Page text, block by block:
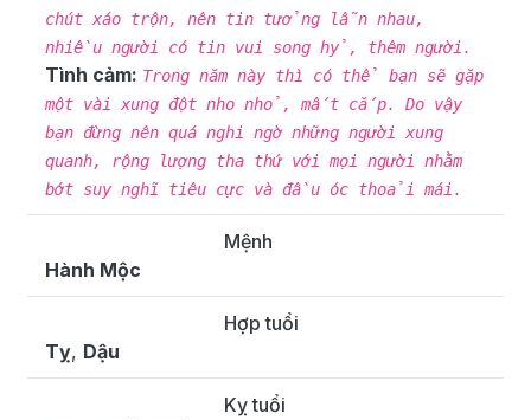
chút xáo trộn, nên tin tưởng lẫn nhau,
nhiều người có tin vui song hỷ, thêm người.
Tình cảm: Trong năm này thì có thể bạn sẽ gặp
một vài xung đột nho nhỏ, mất cắp. Do vậy
bạn đừng nên quá nghi ngờ những người xung
quanh, rộng lượng tha thứ với mọi người nhằm
bớt suy nghĩ tiêu cực và đầu óc thoải mái.
Mệnh
Hành Mộc
Hợp tuổi
Tỵ, Dậu
Kỵ tuổi